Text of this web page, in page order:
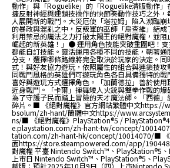
動作」與「Roguelike」的「Roguelike清版動作」
捷反射神經與連鎖技操作的快節奏動作技巧之外
人展開新的戰鬥。大災厄使「塔拉姆」陷入瀕臨
的暴政與混亂之中，反叛軍的巫師「烏查維」結
利用禁忌的魔法之力打破太陽王的絕對魔權，並
崛起的新英雄！」● 運用角色技能突破重圍吧！
都能自訂技能。靈活運用各種不同的技能，朝著
分支，選擇哪條路線將完全取決於玩家的決定。
式！與好友協力遊玩，依照屬性的組合與連鎖技
同戰鬥風格的英雄們可遊玩角色各自具備獨特的
喜好與遊玩方式選擇角色。「加蘭德拉」善於使
近身戰鬥。「卡爾」揮舞矮人火銃與雙拳作戰的爆
為了守護子民而踏上冒險的天才魔法師。「西德
碎片。■ 《絕對魔權》官方網站繁體中文https://
bsolum/zh-hant/簡體中文https://
ns/■ 《絕對魔權》PlayStation®5 /
e.playstation.com/zh-hant-tw/concept/
tation.com/zh-hant-hk/concept/10014070/■ 《
面https://store.steampowered.com/app/
對魔權 平臺 Nintendo Switch™、PlayStation®5
上市日 Nintendo Switch™、PlayStation®5、
載版：預計2025年10月9日（四）上市Nintendo